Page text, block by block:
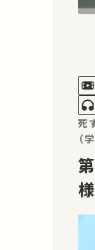
死
（
第2回